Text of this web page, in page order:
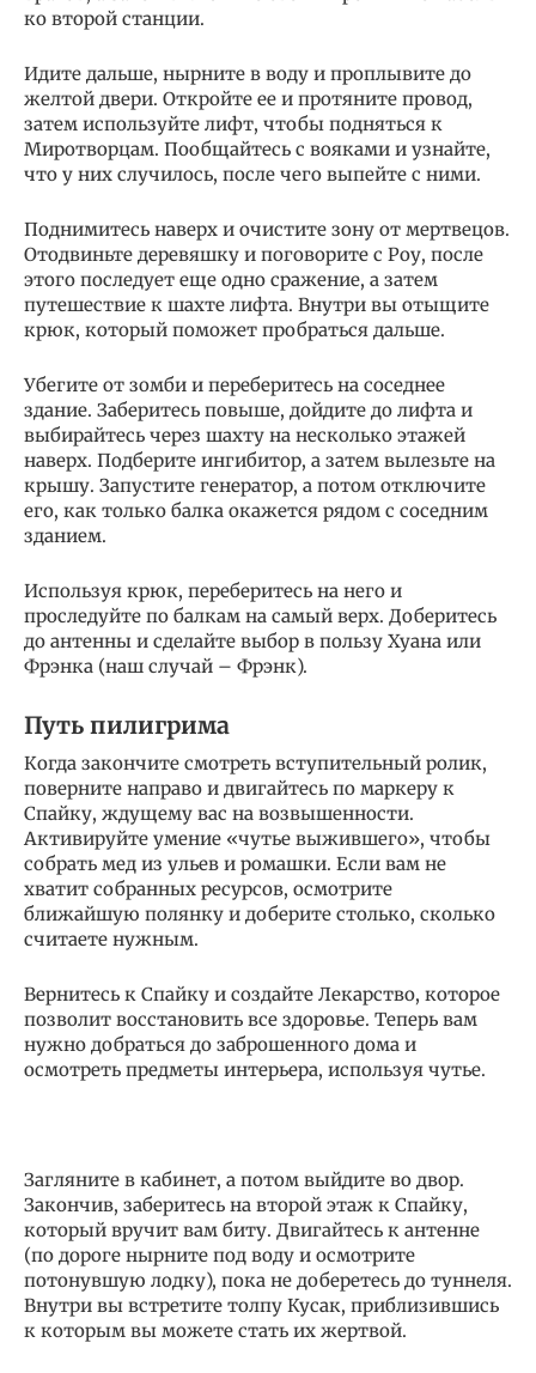
ко второй станции.
Идите дальше, нырните в воду и проплывите до
желтой двери. Откройте ее и протяните провод,
затем используйте лифт, чтобы подняться к
Миротворцам. Пообщайтесь с вояками и узнайте,
что у них случилось, после чего выпейте с ними.
Поднимитесь наверх и очистите зону от мертвецов.
Отодвиньте деревяшку и поговорите с Роу, после
этого последует еще одно сражение, а затем
путешествие к шахте лифта. Внутри вы отыщите
крюк, который поможет пробраться дальше.
Убегите от зомби и переберитесь на соседнее
здание. Заберитесь повыше, дойдите до лифта и
выбирайтесь через шахту на несколько этажей
наверх. Подберите ингибитор, а затем вылезьте на
крышу. Запустите генератор, а потом отключите
его, как только балка окажется рядом с соседним
зданием.
Используя крюк, переберитесь на него и
проследуйте по балкам на самый верх. Доберитесь
до антенны и сделайте выбор в пользу Хуана или
Фрэнка (наш случай – Фрэнк).
Путь пилигрима
Когда закончите смотреть вступительный ролик,
поверните направо и двигайтесь по маркеру к
Спайку, ждущему вас на возвышенности.
Активируйте умение «чутье выжившего», чтобы
собрать мед из ульев и ромашки. Если вам не
хватит собранных ресурсов, осмотрите
ближайшую полянку и доберите столько, сколько
считаете нужным.
Вернитесь к Спайку и создайте Лекарство, которое
позволит восстановить все здоровье. Теперь вам
нужно добраться до заброшенного дома и
осмотреть предметы интерьера, используя чутье.
Загляните в кабинет, а потом выйдите во двор.
Закончив, заберитесь на второй этаж к Спайку,
который вручит вам биту. Двигайтесь к антенне
(по дороге нырните под воду и осмотрите
потонувшую лодку), пока не доберетесь до туннеля.
Внутри вы встретите толпу Кусак, приблизившись
к которым вы можете стать их жертвой.